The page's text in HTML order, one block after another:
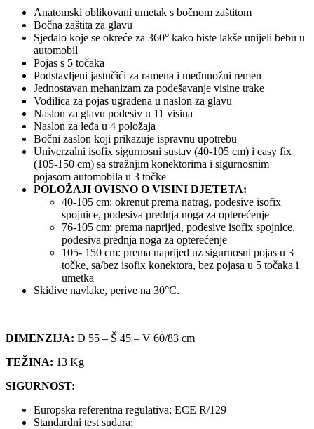
Anatomski oblikovani umetak s bočnom zaštitom
Bočna zaštita za glavu
Sjedalo koje se okreće za 360° kako biste lakše unijeli bebu u
automobil
Pojas s 5 točaka
Podstavljeni jastučići za ramena i međunožni remen
Jednostavan mehanizam za podešavanje visine trake
Vodilica za pojas ugrađena u naslon za glavu
Naslon za glavu podesiv u 11 visina
Naslon za leđa u 4 položaja
Bočni zaslon koji prikazuje ispravnu upotrebu
Univerzalni isofix sigurnosni sustav (40-105 cm) i easy fix
(105-150 cm) sa stražnjim konektorima i sigurnosnim
pojasom automobila u 3 točke
POLOŽAJI OVISNO O VISINI DJETETA:
40-105 cm: okrenut prema natrag, podesive isofix
spojnice, podesiva prednja noga za opterećenje
76-105 cm: prema naprijed, podesive isofix spojnice,
podesiva prednja noga za opterećenje
105- 150 cm: prema naprijed uz sigurnosni pojas u 3
točke, sa/bez isofix konektora, bez pojasa u 5 točaka i
umetka
Skidive navlake, perive na 30°C.
DIMENZIJA: D 55 – Š 45 – V 60/83 cm
TEŽINA: 13 Kg
SIGURNOST:
Europska referentna regulativa: ECE R/129
Standardni test sudara: